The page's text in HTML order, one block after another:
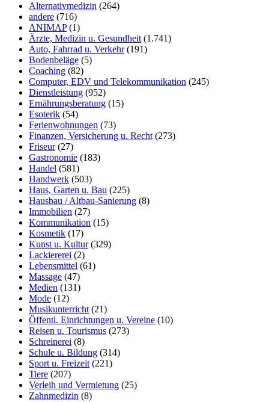
Alternativmedizin (264)
andere (716)
ANIMAP(1)
Ärzte, Medizin u. Gesundheit (1.741)
Auto, Fahrrad u. Verkehr(191)
Bodenbeläge (5)
Coaching (82)
Computer, EDV und Telekommunikation (245)
Dienstleistung (952)
Ernährungsberatung (15)
Esoterik (54)
Ferienwohnungen (73)
Finanzen, Versicherung u. Recht (273)
Friseur(27)
Gastronomie (183)
Handel (581)
Handwerk (503)
Haus, Garten u. Bau (225)
Hausbau / Altbau-Sanierung (8)
Immobilien (27)
Kommunikation (15)
Kosmetik (17)
Kunst u. Kultur(329)
Lackiererei (2)
Lebensmittel (61)
Massage (47)
Medien (131)
Mode (12)
Musikunterricht (21)
Öffentl. Einrichtungen u. Vereine (10)
Reisen u. Tourismus (273)
Schreinerei (8)
Schule u. Bildung (314)
Sport u. Freizeit (221)
Tiere (207)
Verleih und Vermietung (25)
Zahnmedizin (8)